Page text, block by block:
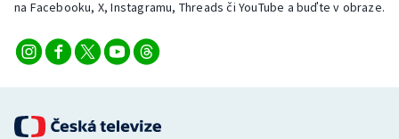
na Facebooku, X, Instagramu, Threads či YouTube a buďte v obraze.